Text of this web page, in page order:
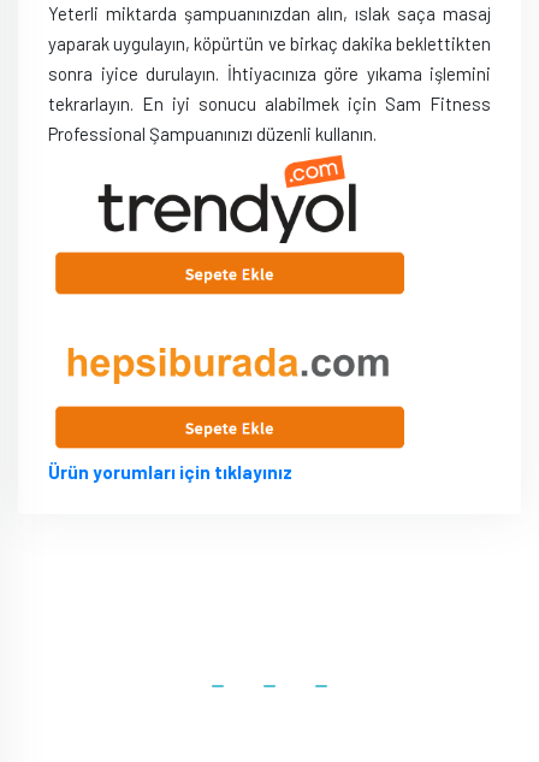
Yeterli miktarda şampuanınızdan alın, ıslak saça masaj
yaparak uygulayın, köpürtün ve birkaç dakika beklettikten
sonra iyice durulayın. İhtiyacınıza göre yıkama işlemini
tekrarlayın. En iyi sonucu alabilmek için Sam Fitness
Professional Şampuanınızı düzenli kullanın.
Ürün yorumları için tıklayınız